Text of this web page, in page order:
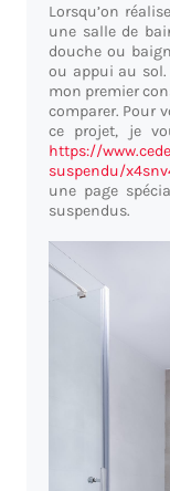
Lorsqu’on
une salle de
douche ou
ou appui au sol.
mon premier
comparer. Pour
ce projet, je
https://
suspendu/
une page
suspendus.